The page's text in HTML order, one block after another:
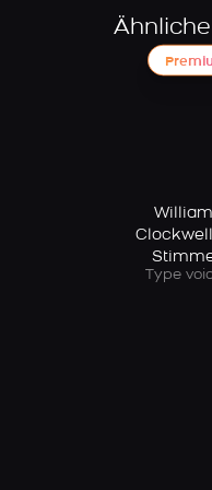
William
Type